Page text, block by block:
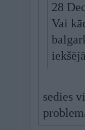
28
Vai
sedies